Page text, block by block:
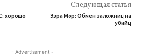
хорошо
Следующая статья
Эзра Мор: Обмен заложниц на
убийц
- Advertisement -